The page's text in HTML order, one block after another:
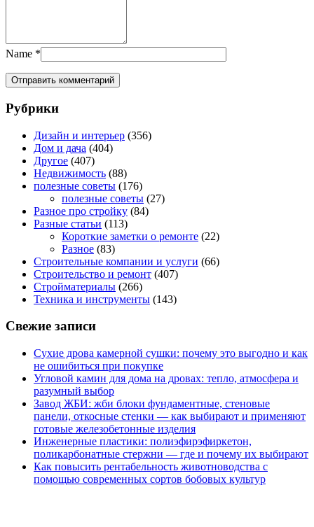
Name *
Рубрики
Дизайн и интерьер (356)
Дом и дача (404)
Другое (407)
Недвижимость (88)
полезные советы (176)
полезные советы (27)
Разное про стройку (84)
Разные статьи (113)
Короткие заметки о ремонте (22)
Разное (83)
Строительные компании и услуги (66)
Строительство и ремонт (407)
Стройматериалы (266)
Техника и инструменты (143)
Свежие записи
Сухие дрова камерной сушки: почему это выгодно и как
не ошибиться при покупке
Угловой камин для дома на дровах: тепло, атмосфера и
разумный выбор
Завод ЖБИ: жби блоки фундаментные, стеновые
панели, откосные стенки — как выбирают и применяют
готовые железобетонные изделия
Инженерные пластики: полиэфирэфиркетон,
поликарбонатные стержни — где и почему их выбирают
Как повысить рентабельность животноводства с
помощью современных сортов бобовых культур